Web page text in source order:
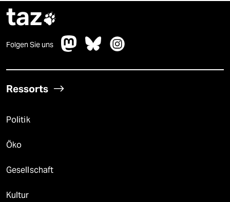
taz
Folgen Sie uns
Ressorts
Politik
Öko
Gesellschaft
Kultur